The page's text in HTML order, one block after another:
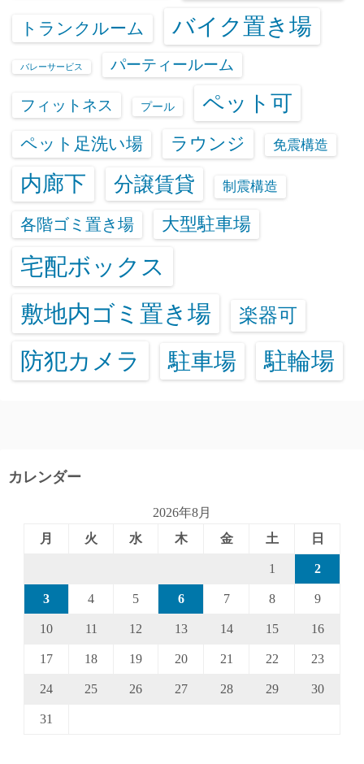
トランクルーム バイク置き場
バレーサービス パーティールーム
フィットネス プール ペット可
ペット足洗い場 ラウンジ 免震構造
内廊下 分譲賃貸 制震構造
各階ゴミ置き場 大型駐車場
宅配ボックス
敷地内ゴミ置き場
楽器可
防犯カメラ 駐車場 駐輪場
カレンダー
2026年8月
月
火 水 木 金 土 日
1 2
3 4 5 6 7 8 9
10 11 12 13 14 15 16
17 18 19 20 21 22 23
24 25 26 27 28 29 30
31